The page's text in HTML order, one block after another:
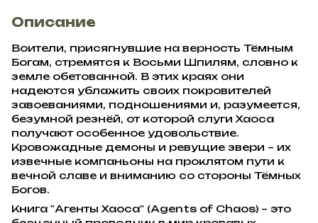
Описание
Воители, присягнувшие на верность Тёмным
Богам, стремятся к Восьми Шпилям, словно к
земле обетованной. В этих краях они
надеются ублажить своих покровителей
завоеваниями, подношениями и, разумеется,
безумной резнёй, от которой слуги Хаоса
получают особенное удовольствие.
Кровожадные демоны и ревущие звери – их
извечные компаньоны на проклятом пути к
вечной славе и вниманию со стороны Тёмных
Богов.
Книга "Агенты Хаоса" (Agents of Chaos) – это